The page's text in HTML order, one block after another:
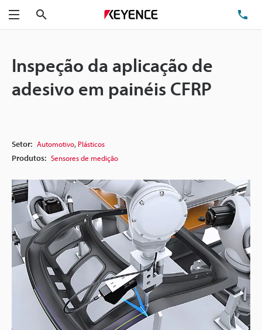
Menu
Inspeção da aplicação de
adesivo em painéis CFRP
Setor: Automotivo, Plásticos
Produtos: Sensores de medição